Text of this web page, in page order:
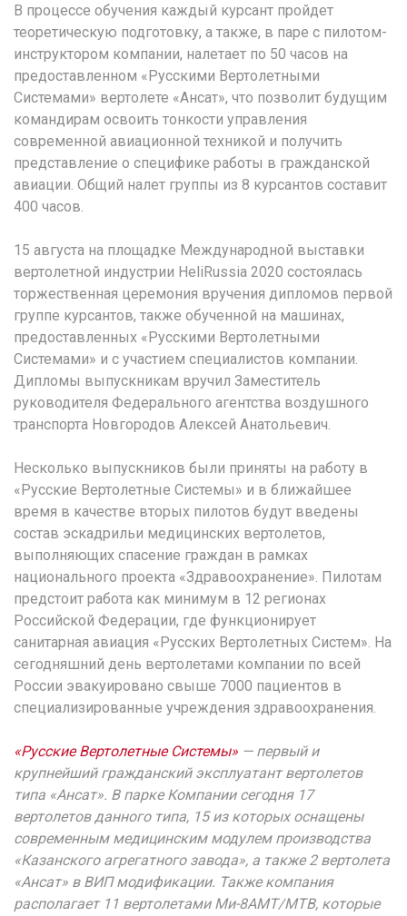
В процессе обучения каждый курсант пройдет
теоретическую подготовку, а также, в паре с пилотом-
инструктором компании, налетает по 50 часов на
предоставленном «Русскими Вертолетными
Системами» вертолете «Ансат», что позволит будущим
командирам освоить тонкости управления
современной авиационной техникой и получить
представление о специфике работы в гражданской
авиации. Общий налет группы из 8 курсантов составит
400 часов.
15 августа на площадке Международной выставки
вертолетной индустрии HeliRussia 2020 состоялась
торжественная церемония вручения дипломов первой
группе курсантов, также обученной на машинах,
предоставленных «Русскими Вертолетными
Системами» и с участием специалистов компании.
Дипломы выпускникам вручил Заместитель
руководителя Федерального агентства воздушного
транспорта Новгородов Алексей Анатольевич.
Несколько выпускников были приняты на работу в
«Русские Вертолетные Системы» и в ближайшее
время в качестве вторых пилотов будут введены
состав эскадрильи медицинских вертолетов,
выполняющих спасение граждан в рамках
национального проекта «Здравоохранение». Пилотам
предстоит работа как минимум в 12 регионах
Российской Федерации, где функционирует
санитарная авиация «Русских Вертолетных Систем». На
сегодняшний день вертолетами компании по всей
России эвакуировано свыше 7000 пациентов в
специализированные учреждения здравоохранения.
«Русские Вертолетные Системы» — первый и
крупнейший гражданский эксплуатант вертолетов
типа «Ансат». В парке Компании сегодня 17
вертолетов данного типа, 15 из которых оснащены
современным медицинским модулем производства
«Казанского агрегатного завода», а также 2 вертолета
«Ансат» в ВИП модификации. Также компания
располагает 11 вертолетами Ми-8АМТ/МТВ, которые